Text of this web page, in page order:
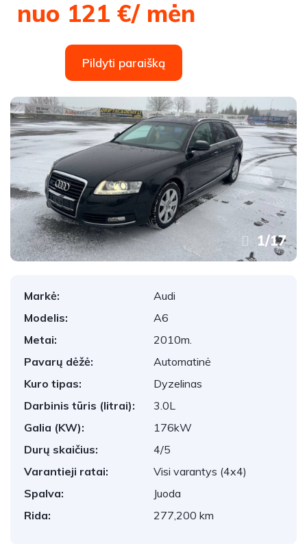
nuo 121 €/ mėn
Pildyti paraišką
1/17
Markė:
Audi
Modelis:
A6
Metai:
2010m.
Pavarų dėžė:
Automatinė
Kuro tipas:
Dyzelinas
Darbinis tūris (litrai):
3.0L
Galia (KW):
176kW
Durų skaičius:
4/5
Varantieji ratai:
Visi varantys (4x4)
Spalva:
Juoda
Rida:
277,200 km